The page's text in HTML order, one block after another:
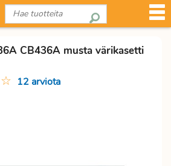
CB436A musta värikasetti
☆ 12 arviota